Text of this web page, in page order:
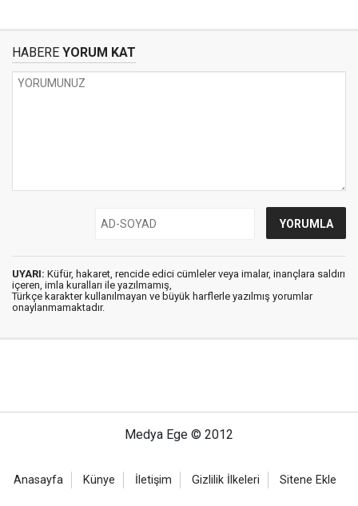
HABERE YORUM KAT
UYARI: Küfür, hakaret, rencide edici cümleler veya imalar, inançlara saldırı
içeren, imla kuralları ile yazılmamış,
Türkçe karakter kullanılmayan ve büyük harflerle yazılmış yorumlar
onaylanmamaktadır.
Medya Ege © 2012
Anasayfa Künye İletişim Gizlilik İlkeleri Sitene Ekle